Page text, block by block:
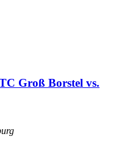
Groß Borstel vs.